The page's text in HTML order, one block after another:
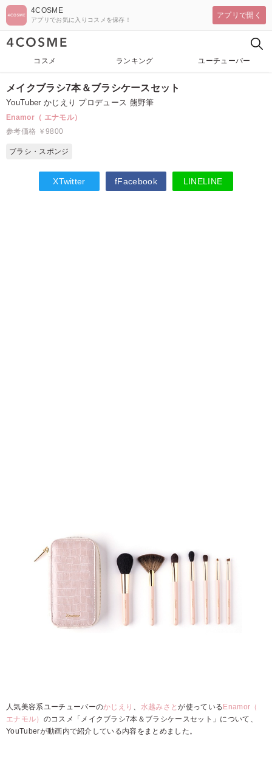
4COSME
アプリでお気に入りコスメを保存！
アプリで開く
コスメ ランキング ユーチューバー
メイクブラシ7本＆ブラシケースセット
YouTuber かじえり プロデュース 熊野筆
Enamor（ エナモル）
参考価格 ￥9800
ブラシ・スポンジ
XTwitter fFacebook LINELINE
人気美容系ユーチューバーのかじえり 、 水越みさとが使っている Enamor（
エナモル） のコスメ「メイクブラシ7本＆ブラシケースセット」について、
YouTuberが動画内で紹介している内容をまとめました。